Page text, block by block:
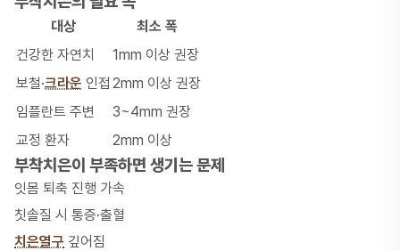
대상
최소 폭
건강한 자연치
1mm 이상 권장
보철·크라운 인접 2mm 이상 권장
임플란트 주변
3~4mm 권장
교정 환자
2mm 이상
부착치은이 부족하면 생기는 문제
잇몸 퇴축 진행 가속
칫솔질 시 통증·출혈
치은열구 깊어짐